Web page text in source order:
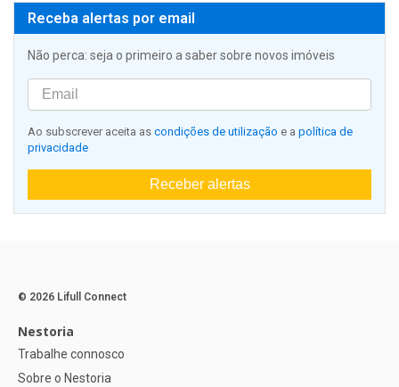
Receba alertas por email
Não perca: seja o primeiro a saber sobre novos imóveis
Ao subscrever aceita as condições de utilização e a política de
privacidade
Receber alertas
© 2026 Lifull Connect
Nestoria
Trabalhe connosco
Sobre o Nestoria